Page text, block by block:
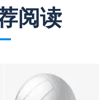
阅读